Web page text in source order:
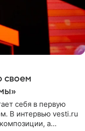
своем
себя в первую
В интервью vesti.ru
а